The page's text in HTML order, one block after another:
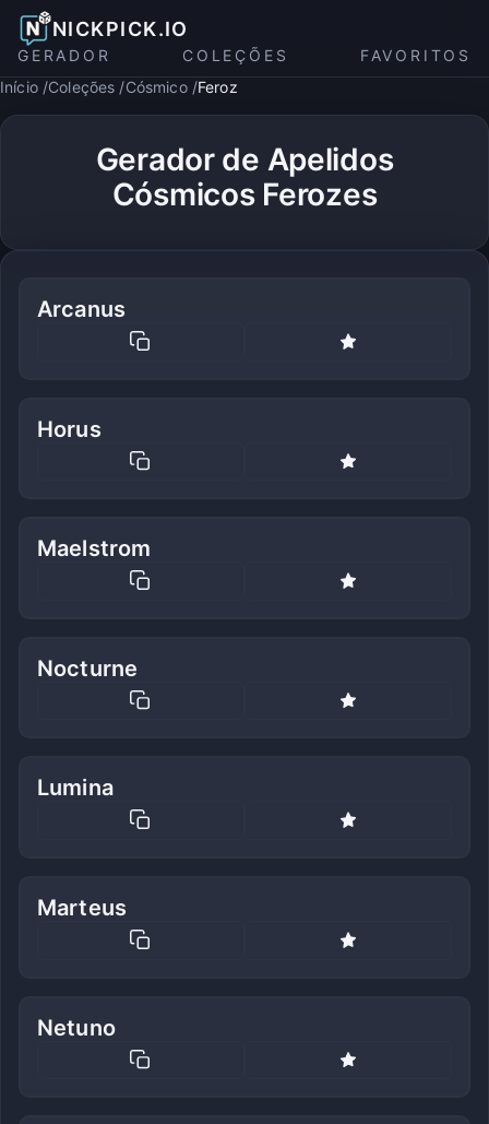
NICKPICK.IO
GERADOR COLEÇÕES
FAVORITOS
Início Coleções Cósmico Feroz
Gerador de Apelidos
Cósmicos Ferozes
Arcanus
Horus
Maelstrom
Nocturne
Lumina
Marteus
Netuno